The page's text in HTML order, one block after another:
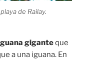
de Railay.
giganteque
a una iguana. En